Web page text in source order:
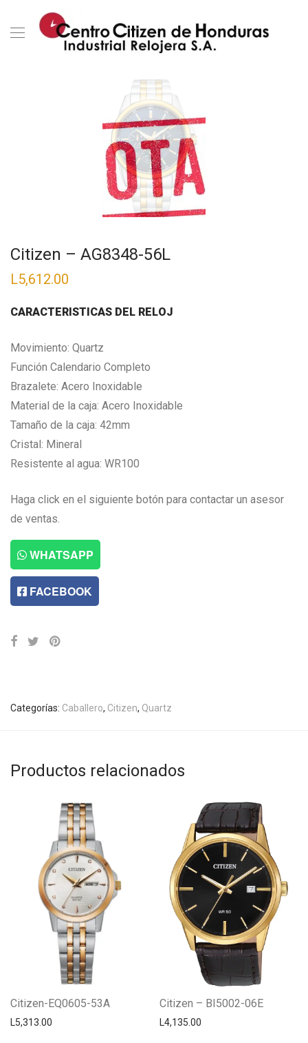
Citizen – AG8348-56L
L5,612.00
CARACTERISTICAS DEL RELOJ
Movimiento: Quartz
Función Calendario Completo
Brazalete: Acero Inoxidable
Material de la caja: Acero Inoxidable
Tamaño de la caja: 42mm
Cristal: Mineral
Resistente al agua: WR100
Haga click en el siguiente botón para contactar un asesor
de ventas.
WHATSAPP
FACEBOOK
Categorías: Caballero, Citizen, Quartz
Productos relacionados
Citizen-EQ0605-53A
L5,313.00
Citizen – BI5002-06E
L4,135.00